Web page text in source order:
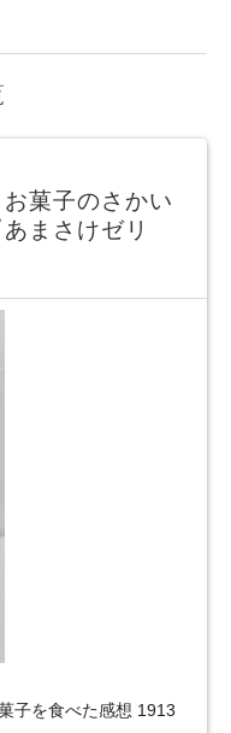
菓子のさかい
まさけゼリ
子を食べた感想 1913